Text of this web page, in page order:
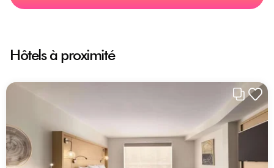
Hôtels à proximité